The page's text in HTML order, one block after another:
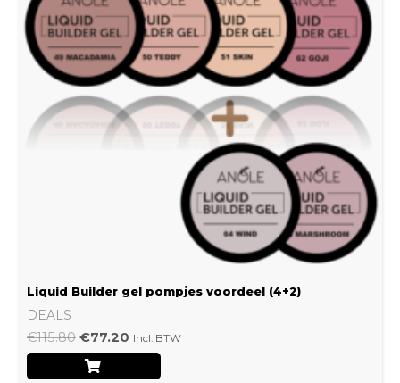
Liquid Builder gel pompjes voordeel (4+2)
DEALS
€115.80 €77.20 Incl. BTW